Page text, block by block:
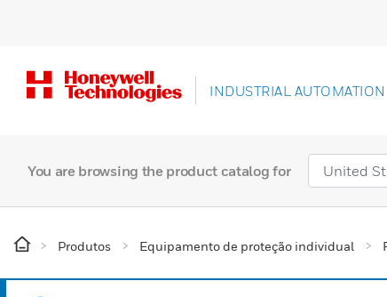
INDUSTRIAL AUTOMATION
You are browsing the product catalog for
Produtos Equipamento de proteção individual